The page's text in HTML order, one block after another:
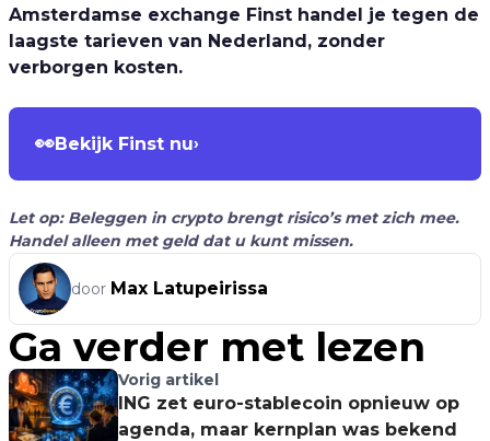
Amsterdamse exchange Finst handel je tegen de
laagste tarieven van Nederland, zonder
verborgen kosten.
👀Bekijk Finst nu›
Let op: Beleggen in crypto brengt risico’s met zich mee.
Handel alleen met geld dat u kunt missen.
door Max Latupeirissa
Ga verder met lezen
Vorig artikel
ING zet euro-stablecoin opnieuw op
agenda, maar kernplan was bekend